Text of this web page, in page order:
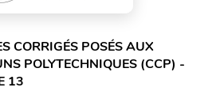
CORRIGÉS POSÉS AUX
POLYTECHNIQUES (CCP) -
13